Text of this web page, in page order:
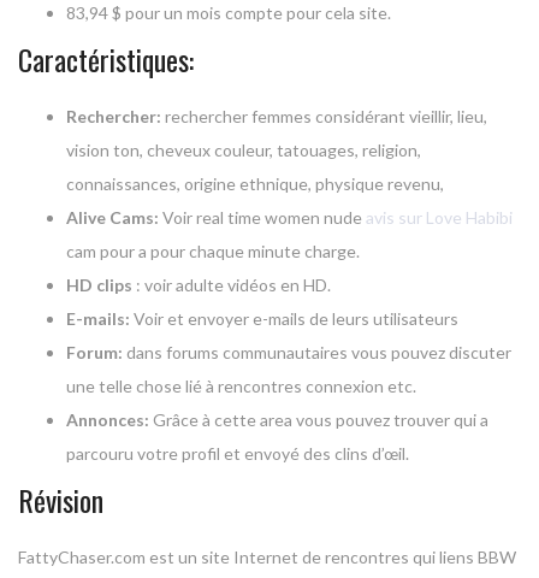
83,94 $ pour un mois compte pour cela site.
Caractéristiques:
Rechercher: rechercher femmes considérant vieillir, lieu,
vision ton, cheveux couleur, tatouages, religion,
connaissances, origine ethnique, physique revenu,
Alive Cams: Voir real time women nudeavis sur Love Habibi
cam pour a pour chaque minute charge.
HD clips : voir adulte vidéos en HD.
E-mails: Voir et envoyer e-mails de leurs utilisateurs
Forum: dans forums communautaires vous pouvez discuter
une telle chose lié à rencontres connexion etc.
Annonces: Grâce à cette area vous pouvez trouver qui a
parcouru votre profil et envoyé des clins d’œil.
Révision
FattyChaser.com est un site Internet de rencontres qui liens BBW